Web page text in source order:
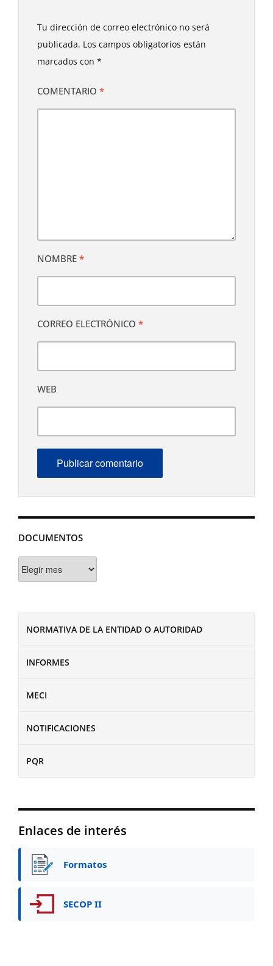
DOCUMENTOS
NORMATIVA DE LA ENTIDAD O AUTORIDAD
INFORMES
MECI
NOTIFICACIONES
PQR
Enlaces de interés
Formatos
SECOP II
Tu dirección de correo electrónico no será
publicada. Los campos obligatorios están
marcados con *
COMENTARIO *
NOMBRE *
CORREO ELECTRÓNICO *
WEB